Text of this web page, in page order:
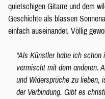
quietschigen Gitarre und dem
Geschichte als blassen
einfach auseinander. Völlig
“Als Künstler habe ich
vermischt mit dem anderen.
und Widersprüche zu lieben,
der Verbindung. Gibt es